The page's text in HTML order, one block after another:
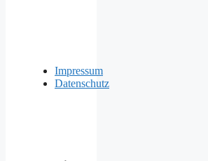
Impressum
Datenschutz